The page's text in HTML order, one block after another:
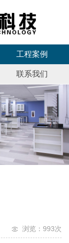
工程案例
联系我们
浏览：993次